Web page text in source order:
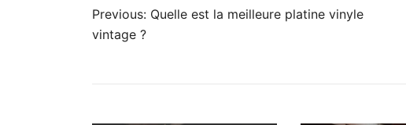
Navigation
de
Previous: Quelle est la meilleure platine vinyle
vintage ?